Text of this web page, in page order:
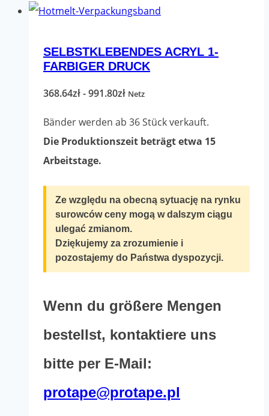
hat
Varianten.
Die
Optionen
auf
der
Produktseite
ausgewählt
werden
SELBSTKLEBENDES ACRYL 1-
FARBIGER DRUCK
368.64zł-991.80złPreisspanne:
Netz
Bänder werden ab 36 Stück verkauft.
Die Produktionszeit beträgt etwa 15
Arbeitstage.
Ze względu na obecną sytuację na rynku
surowców ceny mogą w dalszym ciągu
ulegać zmianom.
Dziękujemy za zrozumienie i
pozostajemy do Państwa dyspozycji.
Wenn du größere Mengen
bestellst, kontaktiere uns
bitte per E-Mail:
protape@protape.pl